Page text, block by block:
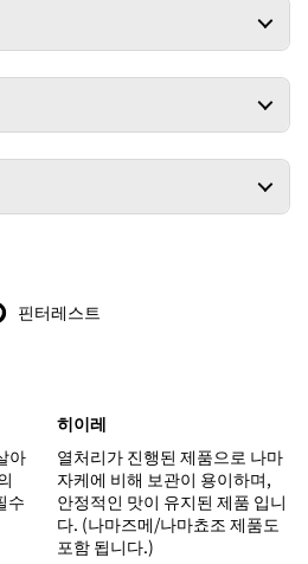
핀터레스트
아
수
히이레
열처리가 진행된 제품으로 나마
자케에 비해 보관이 용이하며,
안정적인 맛이 유지된 제품 입니
다. (나마즈메/나마쵸조 제품도
포함 됩니다.)